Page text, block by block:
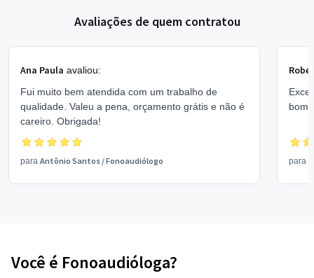
Avaliações de quem contratou
Ana Paula avaliou:
Fui muito bem atendida com um trabalho de
qualidade. Valeu a pena, orçamento grátis e não é
careiro. Obrigada!
para Antônio Santos /Fonoaudiólogo
bom
para
Você é Fonoaudióloga?